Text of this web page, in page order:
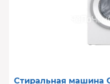
Стиральная машина